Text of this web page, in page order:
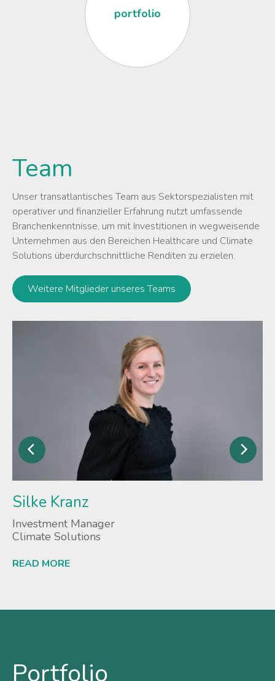
portfolio
Team
Unser transatlantisches Team aus Sektorspezialisten mit
operativer und finanzieller Erfahrung nutzt umfassende
Branchenkenntnisse, um mit Investitionen in wegweisende
Unternehmen aus den Bereichen Healthcare und Climate
Solutions überdurchschnittliche Renditen zu erzielen.
Weitere Mitglieder unseres Teams
Silke Kranz
Investment Manager
Climate Solutions
READ MORE
Portfolio